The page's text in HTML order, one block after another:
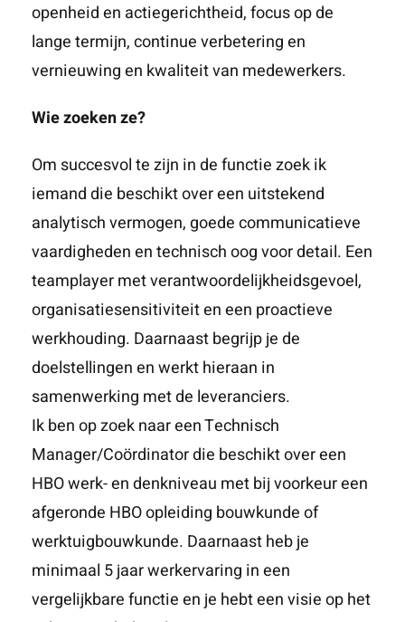
openheid en actiegerichtheid, focus op de
lange termijn, continue verbetering en
vernieuwing en kwaliteit van medewerkers.
Wie zoeken ze?
Om succesvol te zijn in de functie zoek ik
iemand die beschikt over een uitstekend
analytisch vermogen, goede communicatieve
vaardigheden en technisch oog voor detail. Een
teamplayer met verantwoordelijkheidsgevoel,
organisatiesensitiviteit en een proactieve
werkhouding. Daarnaast begrijp je de
doelstellingen en werkt hieraan in
samenwerking met de leveranciers.
Ik ben op zoek naar een Technisch
Manager/Coördinator die beschikt over een
HBO werk- en denkniveau met bij voorkeur een
afgeronde HBO opleiding bouwkunde of
werktuigbouwkunde. Daarnaast heb je
minimaal 5 jaar werkervaring in een
vergelijkbare functie en je hebt een visie op het